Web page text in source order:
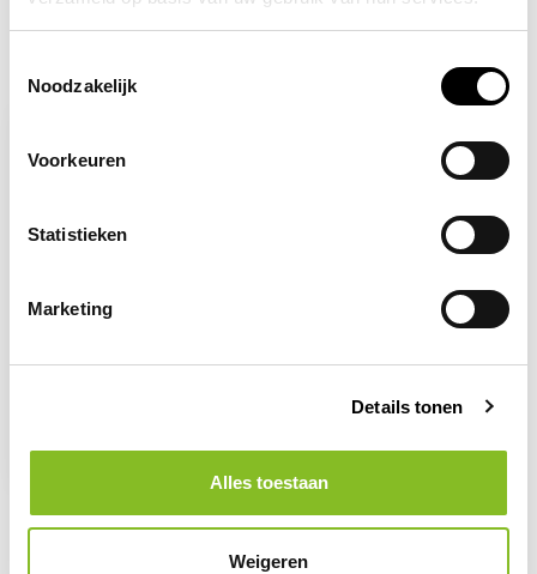
Noodzakelijk
Voorkeuren
Statistieken
Marketing
Details tonen
Alles toestaan
Weigeren